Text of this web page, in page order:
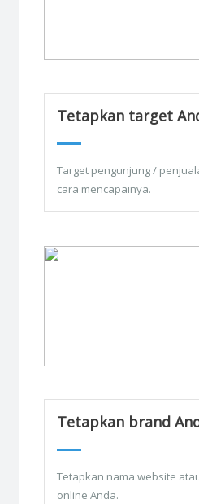
Tetapkan target
Target pengunjung /
cara mencapainya.
Tetapkan brand
Tetapkan nama website
online Anda.